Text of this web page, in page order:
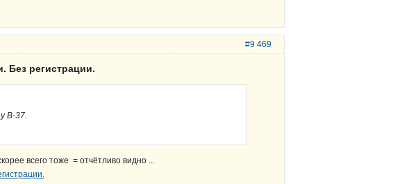
#9 469
Без регистрации.
В-37.
всего тоже = отчётливо видно ...